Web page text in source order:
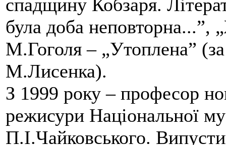
спадщину Кобзаря.
була доба неповторна...”,
М.Гоголя – „Утоплена”
М.Лисенка).
З 1999 року – професор
режисури Національної
П.І.Чайковського.